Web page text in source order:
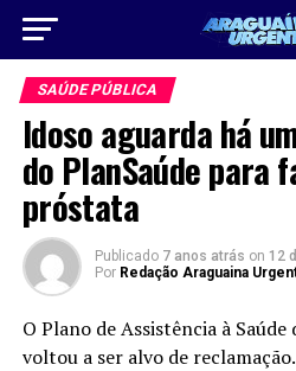
SAÚDE PÚBLICA
Idoso aguarda há
do PlanSaúde para
próstata
Publicado 7 anos atrás on 12
Por Redação Araguaina
O Plano de Assistência à
voltou a ser alvo de